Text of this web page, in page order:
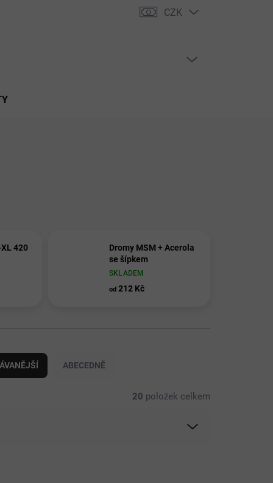
CZK
420
Dromy MSM + Acerola
se šípkem
SKLADEM
od212 Kč
ABECEDNĚ
20 položek celkem